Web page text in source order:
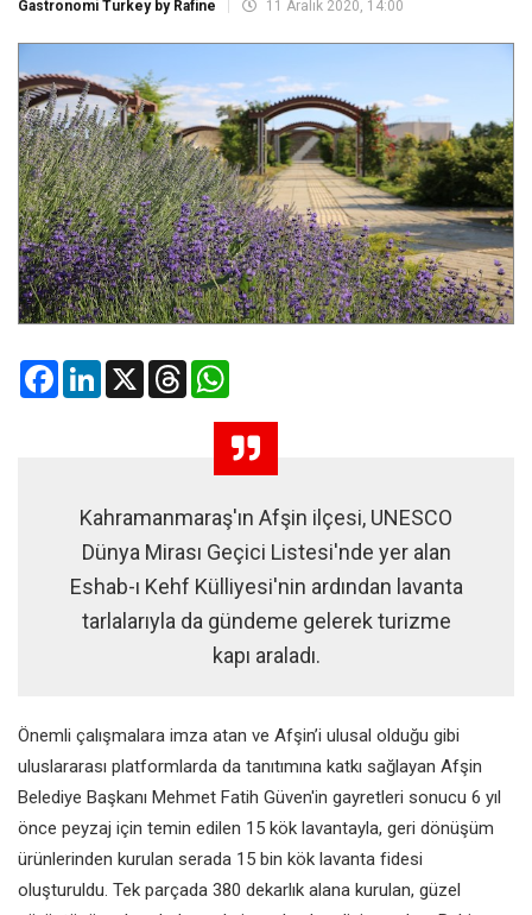
Gastronomi Turkey by Rafine 11 Aralık 2020, 14:00
FacebookLinkedIn
X Threads
Kahramanmaraş'ın Afşin ilçesi, UNESCO
Dünya Mirası Geçici Listesi'nde yer alan
Eshab-ı Kehf Külliyesi'nin ardından lavanta
tarlalarıyla da gündeme gelerek turizme
kapı araladı.
Önemli çalışmalara imza atan ve Afşin’i ulusal olduğu gibi
uluslararası platformlarda da tanıtımına katkı sağlayan Afşin
Belediye Başkanı Mehmet Fatih Güven'in gayretleri sonucu 6 yıl
önce peyzaj için temin edilen 15 kök lavantayla, geri dönüşüm
ürünlerinden kurulan serada 15 bin kök lavanta fidesi
oluşturuldu. Tek parçada 380 dekarlık alana kurulan, güzel